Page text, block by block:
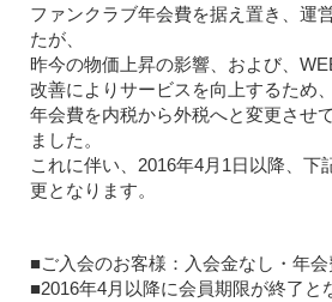
ファンクラブ年会費を据え置き、運
たが、
昨今の物価上昇の影響、および、
改善によりサービスを向上するため、
年会費を内税から外税へと変更させ
ました。
これに伴い、2016年4月1日以降、下
更となります。
■ご入会のお客様：入会金なし・年会
■2016年4月以降に会員期限が終了と